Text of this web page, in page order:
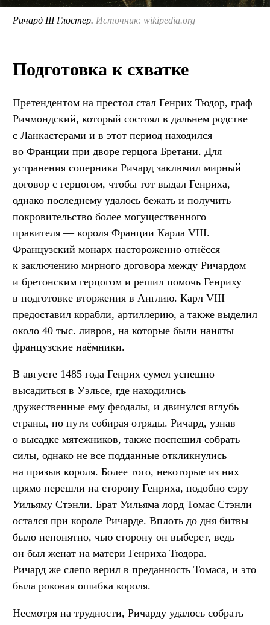
Ричард III Глостер. Источник: wikipedia.org
Подготовка к схватке
Претендентом на престол стал Генрих Тюдор, граф
Ричмондский, который состоял в дальнем родстве
с Ланкастерами и в этот период находился
во Франции при дворе герцога Бретани. Для
устранения соперника Ричард заключил мирный
договор с герцогом, чтобы тот выдал Генриха,
однако последнему удалось бежать и получить
покровительство более могущественного
правителя — короля Франции Карла VIII.
Французский монарх настороженно отнёсся
к заключению мирного договора между Ричардом
и бретонским герцогом и решил помочь Генриху
в подготовке вторжения в Англию. Карл VIII
предоставил корабли, артиллерию, а также выделил
около 40 тыс. ливров, на которые были наняты
французские наёмники.
В августе 1485 года Генрих сумел успешно
высадиться в Уэльсе, где находились
дружественные ему феодалы, и двинулся вглубь
страны, по пути собирая отряды. Ричард, узнав
о высадке мятежников, также поспешил собрать
силы, однако не все подданные откликнулись
на призыв короля. Более того, некоторые из них
прямо перешли на сторону Генриха, подобно сэру
Уильяму Стэнли. Брат Уильяма лорд Томас Стэнли
остался при короле Ричарде. Вплоть до дня битвы
было непонятно, чью сторону он выберет, ведь
он был женат на матери Генриха Тюдора.
Ричард же слепо верил в преданность Томаса, и это
была роковая ошибка короля.
Несмотря на трудности, Ричарду удалось собрать